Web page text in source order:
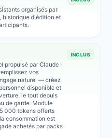
organisés par
historique d'édition et
propulsé par Claude
vos
naturel — créez
disponible et
le tout depuis
de garde. Module
000 tokens offerts
consommation est
achetés par packs
INCLUS